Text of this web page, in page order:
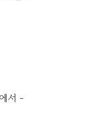
서 -